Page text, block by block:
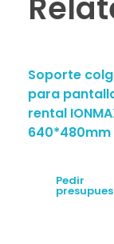
Soporte
para
rental
640*480mm
Pedir